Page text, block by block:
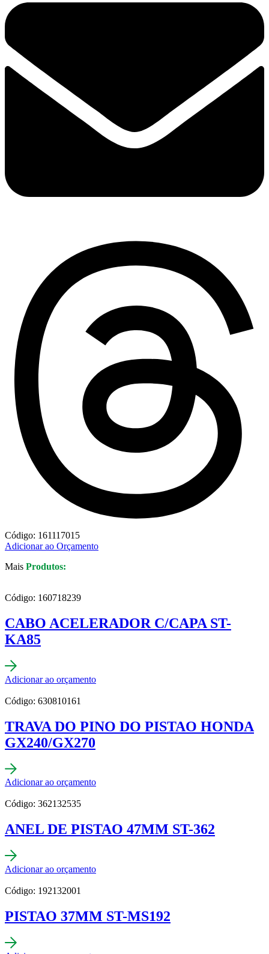
Código: 161117015
Adicionar ao Orçamento
Mais Produtos:
Código: 160718239
CABO ACELERADOR C/CAPA ST-
KA85
Adicionar ao orçamento
Código: 630810161
TRAVA DO PINO DO PISTAO HONDA
GX240/GX270
Adicionar ao orçamento
Código: 362132535
ANEL DE PISTAO 47MM ST-362
Adicionar ao orçamento
Código: 192132001
PISTAO 37MM ST-MS192